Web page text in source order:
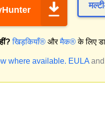
खिड़कियाँ® औरमैक®के लिए
where available. EULA and